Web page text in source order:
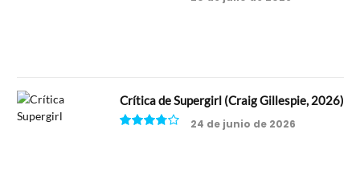
Crítica de Supergirl (Craig Gillespie, 2026)
24 de junio de 2026